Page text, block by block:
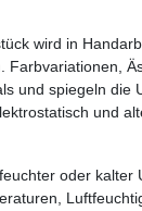
wird in
und spiegeln die
und
oder kalter